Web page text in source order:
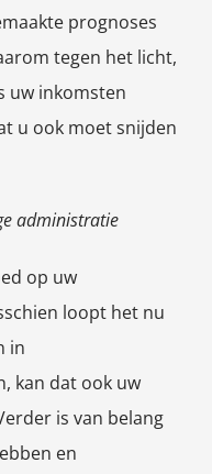
prognoses
tegen het licht,
uw inkomsten
u ook moet snijden
administratie
op uw
loopt het nu
in
kan dat ook uw
is van belang
en